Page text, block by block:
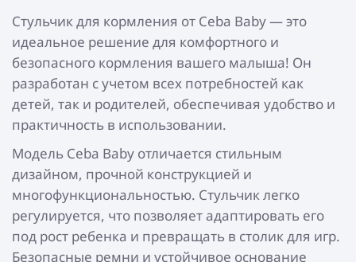
Стульчик для кормления от Ceba Baby — это
идеальное решение для комфортного и
безопасного кормления вашего малыша! Он
разработан с учетом всех потребностей как
детей, так и родителей, обеспечивая удобство и
практичность в использовании.
Модель Ceba Baby отличается стильным
дизайном, прочной конструкцией и
многофункциональностью. Стульчик легко
регулируется, что позволяет адаптировать его
под рост ребенка и превращать в столик для игр.
Безопасные ремни и устойчивое основание